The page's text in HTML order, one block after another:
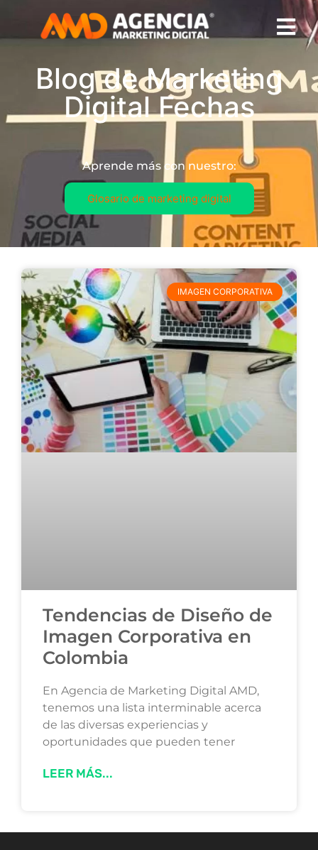
Blog de Marketing
Digital Fechas
Aprende más con nuestro:
Glosario de marketing digital
IMAGEN CORPORATIVA
Tendencias de Diseño de
Imagen Corporativa en
Colombia
En Agencia de Marketing Digital AMD,
tenemos una lista interminable acerca
de las diversas experiencias y
oportunidades que pueden tener
LEER MÁS...